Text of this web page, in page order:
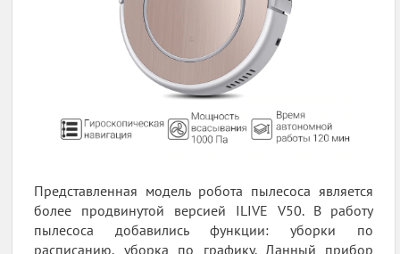
Представленная модель робота пылесоса является
более продвинутой версией ILIVE V50. В работу
пылесоса добавились функции: уборки по
расписанию, уборка по графику. Данный прибор